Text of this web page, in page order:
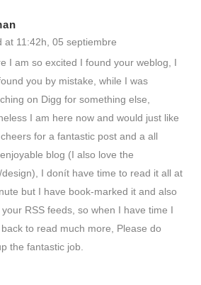
at 11:42h, 05 septiembre
I am so excited I found your weblog, I
you by mistake, while I was
on Digg for something else,
I am here now and would just like
for a fantastic post and a all
blog (I also love the
I donít have time to read it all at
but I have book-marked it and also
RSS feeds, so when I have time I
to read much more, Please do
the fantastic job.